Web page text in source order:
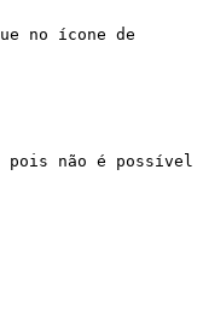
no ícone de
pois não é possível